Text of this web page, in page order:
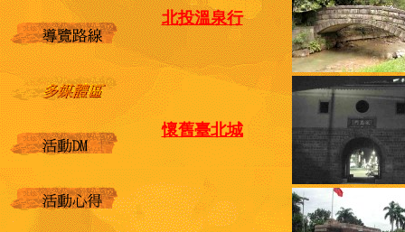
北投溫泉行
懷舊臺北城